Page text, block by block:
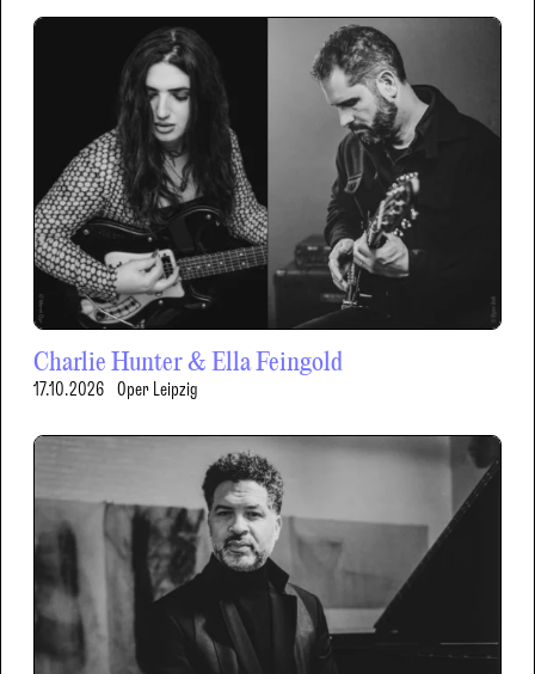
Charlie Hunter & Ella Feingold
17.10.2026 Oper Leipzig